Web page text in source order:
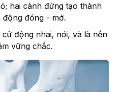
hai cành đứng tạo thành
động đóng - mở.
động nhai, nói, và là nền
vững chắc.